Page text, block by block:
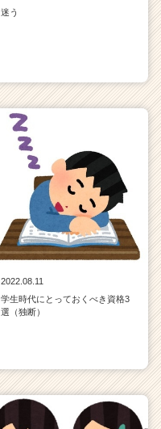
迷う
2022.08.11
学生時代にとっておくべき資格3
選（独断）